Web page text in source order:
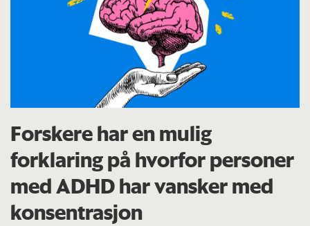
Forskere har en mulig
forklaring på hvorfor personer
med ADHD har vansker med
konsentrasjon